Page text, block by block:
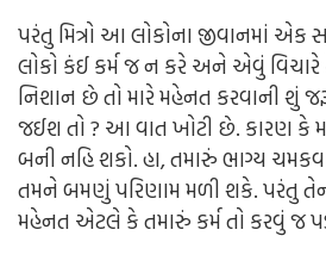
પરંતુ મિત્રો આ લોકોના જીવાનમાં
લોકો કંઈ કર્મ જ ન કરે અને એવું વિચારે
નિશાન છે તો મારે મહેનત કરવાની શું
જઈશ તો ? આ વાત ખોટી છે. કારણ કે
બની નહિ શકો. હા, તમારું ભાગ્ય
તમને બમણું પરિણામ મળી શકે. પરંતુ
મહેનત એટલે કે તમારું કર્મ તો કરવું જ